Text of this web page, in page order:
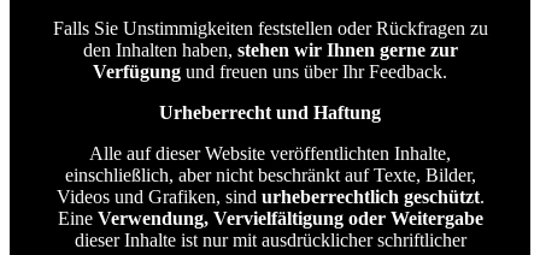
Falls Sie Unstimmigkeiten feststellen oder Rückfragen zu
den Inhalten haben, stehen wir Ihnen gerne zur
Verfügung und freuen uns über Ihr Feedback.
Urheberrecht und Haftung
Alle auf dieser Website veröffentlichten Inhalte,
einschließlich, aber nicht beschränkt auf Texte, Bilder,
Videos und Grafiken, sind urheberrechtlich geschützt.
Eine Verwendung, Vervielfältigung oder Weitergabe
dieser Inhalte ist nur mit ausdrücklicher schriftlicher